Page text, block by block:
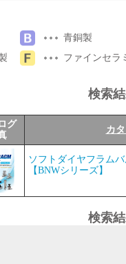
青銅製
ファインセラ
検索結
グ
カ
ソフトダイヤフラム
【BNWシリーズ】
検索結